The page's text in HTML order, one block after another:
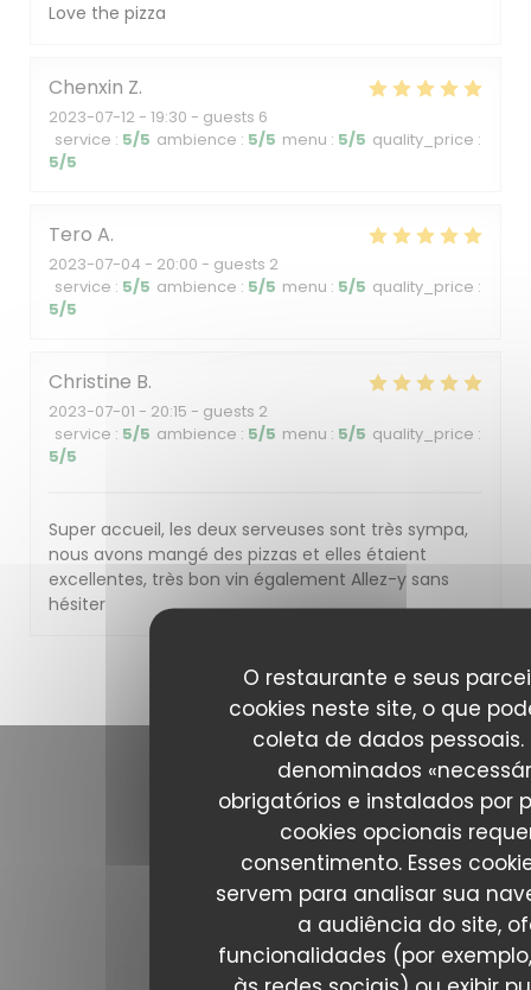
O restaurante e seus
cookies neste site, o que
coleta de dados pessoais.
denominados
obrigatórios e instalados por
cookies opcionais
consentimento. Esses
servem para analisar sua
a audiência do site,
funcionalidades (por
Love the pizza
Chenxin Z
2023-07-12 - 19:30 - guests 6
service : 5/5 ambience : 5/5 menu : 5/5 quality_price :
5/5
Tero A
2023-07-04 - 20:00 - guests 2
service : 5/5 ambience : 5/5 menu : 5/5 quality_price :
5/5
Christine B
2023-07-01 - 20:15 - guests 2
service : 5/5 ambience : 5/5 menu : 5/5 quality_price :
5/5
Super accueil, les deux serveuses sont très sympa,
nous avons mangé des pizzas et elles étaient
excellentes, très bon vin également Allez-y sans
hésiter
2 3
Contacte-nos
Amore & Basta
20 R. Bréguet 75011 Paris((abre numa nova
01 80 06 08 20
Siga-nos